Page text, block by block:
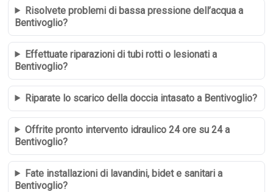
Risolvete problemi di bassa pressione dell’acqua a
Bentivoglio?
Effettuate riparazioni di tubi rotti o lesionati a
Bentivoglio?
Riparate lo scarico della doccia intasato a Bentivoglio?
Offrite pronto intervento idraulico 24 ore su 24 a
Bentivoglio?
Fate installazioni di lavandini, bidet e sanitari a
Bentivoglio?